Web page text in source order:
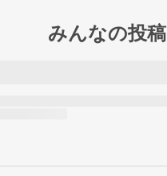
みんなの投稿